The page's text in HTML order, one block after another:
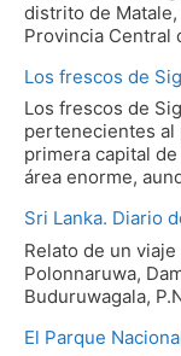
distrito de
Provincia Central
Los frescos de
Los frescos de
pertenecientes al
primera capital
área enorme,
Sri Lanka. Diario
Relato de un
Polonnaruwa,
Buduruwagala,
El Parque